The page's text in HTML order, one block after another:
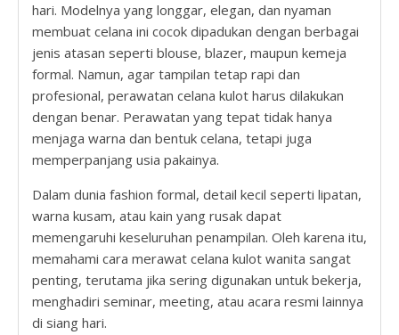
hari. Modelnya yang longgar, elegan, dan nyaman
membuat celana ini cocok dipadukan dengan berbagai
jenis atasan seperti blouse, blazer, maupun kemeja
formal. Namun, agar tampilan tetap rapi dan
profesional, perawatan celana kulot harus dilakukan
dengan benar. Perawatan yang tepat tidak hanya
menjaga warna dan bentuk celana, tetapi juga
memperpanjang usia pakainya.
Dalam dunia fashion formal, detail kecil seperti lipatan,
warna kusam, atau kain yang rusak dapat
memengaruhi keseluruhan penampilan. Oleh karena itu,
memahami cara merawat celana kulot wanita sangat
penting, terutama jika sering digunakan untuk bekerja,
menghadiri seminar, meeting, atau acara resmi lainnya
di siang hari.